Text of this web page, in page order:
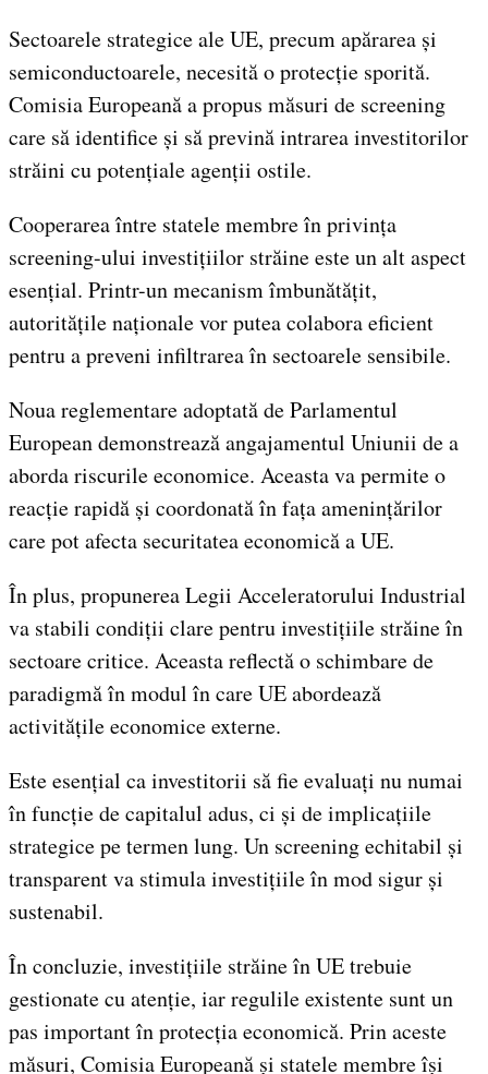
Sectoarele strategice ale UE, precum apărarea și
semiconductoarele, necesită o protecție sporită.
Comisia Europeană a propus măsuri de screening
care să identifice și să prevină intrarea investitorilor
străini cu potențiale agenții ostile.
Cooperarea între statele membre în privința
screening-ului investițiilor străine este un alt aspect
esențial. Printr-un mecanism îmbunătățit,
autoritățile naționale vor putea colabora eficient
pentru a preveni infiltrarea în sectoarele sensibile.
Noua reglementare adoptată de Parlamentul
European demonstrează angajamentul Uniunii de a
aborda riscurile economice. Aceasta va permite o
reacție rapidă și coordonată în fața amenințărilor
care pot afecta securitatea economică a UE.
În plus, propunerea Legii Acceleratorului Industrial
va stabili condiții clare pentru investițiile străine în
sectoare critice. Aceasta reflectă o schimbare de
paradigmă în modul în care UE abordează
activitățile economice externe.
Este esențial ca investitorii să fie evaluați nu numai
în funcție de capitalul adus, ci și de implicațiile
strategice pe termen lung. Un screening echitabil și
transparent va stimula investițiile în mod sigur și
sustenabil.
În concluzie, investițiile străine în UE trebuie
gestionate cu atenție, iar regulile existente sunt un
pas important în protecția economică. Prin aceste
măsuri, Comisia Europeană și statele membre își